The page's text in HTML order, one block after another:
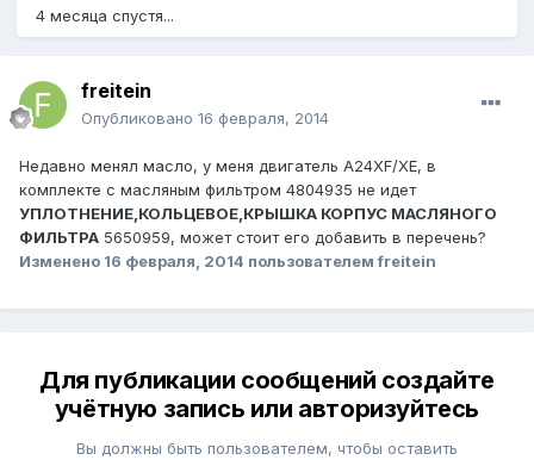
4 месяца спустя...
freitein
Опубликовано 16 февраля, 2014
Недавно менял масло, у меня двигатель A24XF/XE, в
комплекте с масляным фильтром 4804935 не идет
УПЛОТНЕНИЕ,КОЛЬЦЕВОЕ,КРЫШКА КОРПУС МАСЛЯНОГО
ФИЛЬТРА 5650959, может стоит его добавить в перечень?
Изменено 16 февраля, 2014 пользователем freitein
Для публикации сообщений создайте
учётную запись или авторизуйтесь
Вы должны быть пользователем, чтобы оставить